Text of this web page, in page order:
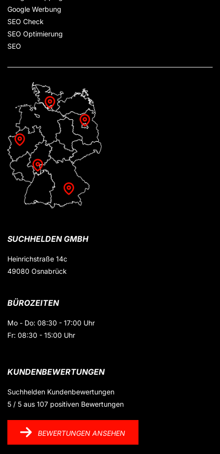
Google Werbung
SEO Check
SEO Optimierung
SEO
SUCHHELDEN GMBH
Heinrichstraße 14c
49080 Osnabrück
BÜROZEITEN
Mo - Do: 08:30 - 17:00 Uhr
Fr: 08:30 - 15:00 Uhr
KUNDENBEWERTUNGEN
Suchhelden Kundenbewertungen
5 / 5 aus 107 positiven Bewertungen
BEWERTUNGEN ANSEHEN